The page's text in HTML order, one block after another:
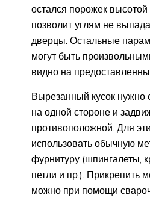
остался порожек
позволит углям не
дверцы. Остальные
могут быть
видно на
Вырезанный кусок нужно
на одной стороне и
противоположной. Для
использовать обычную
фурнитуру (шпингалеты,
петли и пр.). Прикрепить
можно при помощи